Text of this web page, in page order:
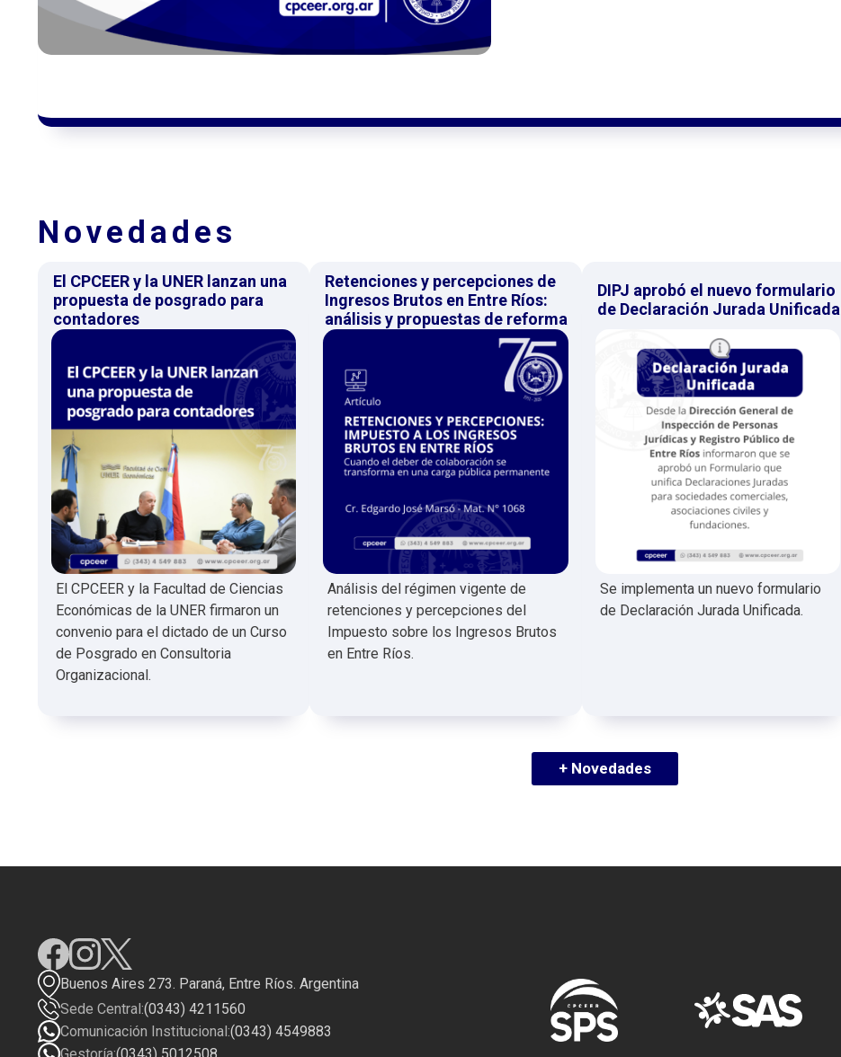
Novedades
El CPCEER y la UNER lanzan una
propuesta de posgrado para
contadores
El CPCEER y la Facultad de Ciencias
Económicas de la UNER firmaron un
convenio para el dictado de un Curso
de Posgrado en Consultoria
Organizacional.
Retenciones y percepciones de
Ingresos Brutos en Entre Ríos:
análisis y propuestas de reforma
Análisis del régimen vigente de
retenciones y percepciones del
Impuesto sobre los Ingresos Brutos
en Entre Ríos.
DIPJ aprobó el nuevo formulario
de Declaración Jurada Unificada
Se implementa un nuevo formulario
de Declaración Jurada Unificada.
+ Novedades
Buenos Aires 273. Paraná, Entre Ríos. Argentina
Sede Central:(0343) 4211560
Comunicación Institucional:(0343) 4549883